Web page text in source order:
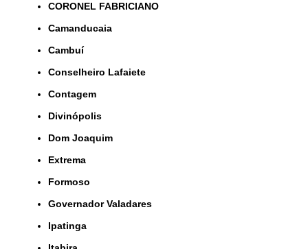
CORONEL FABRICIANO
Camanducaia
Cambuí
Conselheiro Lafaiete
Contagem
Divinópolis
Dom Joaquim
Extrema
Formoso
Governador Valadares
Ipatinga